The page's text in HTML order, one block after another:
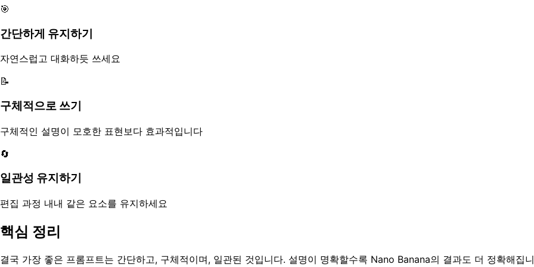
🎯
간단하게 유지하기
자연스럽고 대화하듯 쓰세요
📝
구체적으로 쓰기
구체적인 설명이 모호한 표현보다 효과적입니다
🔄
일관성 유지하기
편집 과정 내내 같은 요소를 유지하세요
핵심 정리
결국 가장 좋은 프롬프트는 간단하고, 구체적이며, 일관된 것입니다. 설명이 명확할수록 Nano Banana의 결과도 더 정확해집